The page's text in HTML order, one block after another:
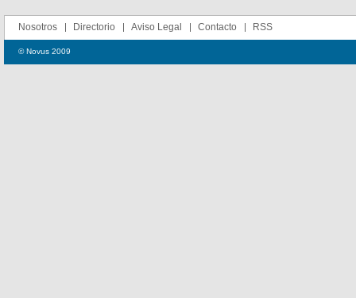
Nosotros Directorio Aviso Legal Contacto RSS
© Novus 2009